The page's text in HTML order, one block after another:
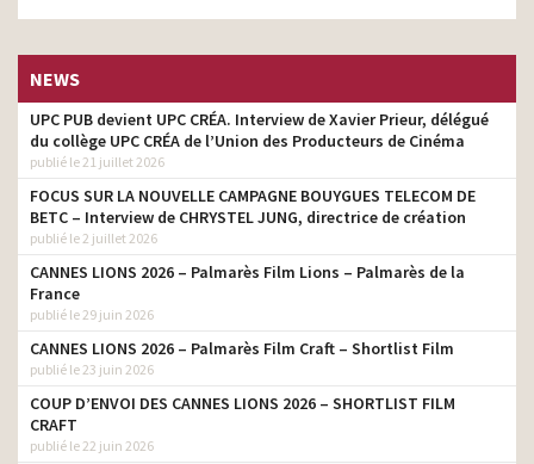
NEWS
UPC PUB devient UPC CRÉA. Interview de Xavier Prieur, délégué
du collège UPC CRÉA de l’Union des Producteurs de Cinéma
publié le 21 juillet 2026
FOCUS SUR LA NOUVELLE CAMPAGNE BOUYGUES TELECOM DE
BETC – Interview de CHRYSTEL JUNG, directrice de création
publié le 2 juillet 2026
CANNES LIONS 2026 – Palmarès Film Lions – Palmarès de la
France
publié le 29 juin 2026
CANNES LIONS 2026 – Palmarès Film Craft – Shortlist Film
publié le 23 juin 2026
COUP D’ENVOI DES CANNES LIONS 2026 – SHORTLIST FILM
CRAFT
publié le 22 juin 2026